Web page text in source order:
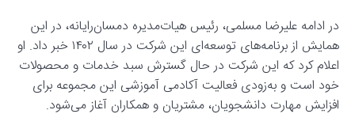
در ادامه علیرضا مسلمی، رئیس هیات‌مدیره دمسان‌رایانه، در این
همایش از برنامه‌های توسعه‌ای این شرکت در سال ۱۴۰۲ خبر داد. او
اعلام کرد که این شرکت در حال گسترش سبد خدمات و محصولات
خود است و به‌زودی فعالیت آکادمی آموزشی این مجموعه برای
افزایش مهارت دانشجویان، مشتریان و همکاران آغاز می‌شود.